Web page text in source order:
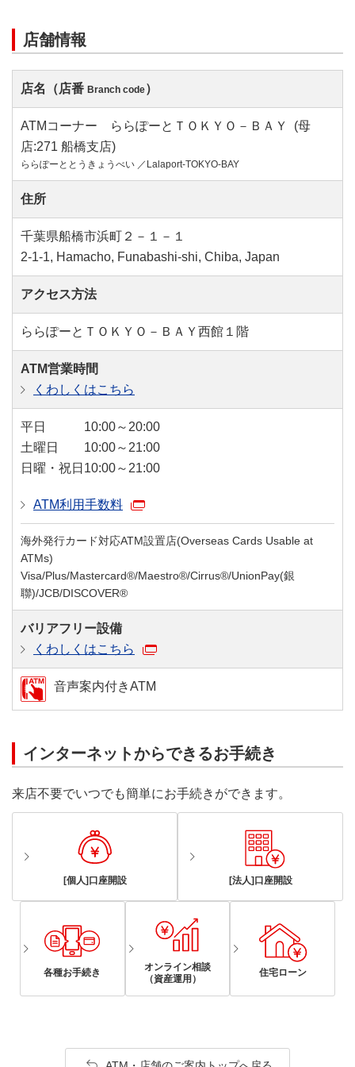
店舗情報
店名（店番 Branch code）
ATMコーナー ららぽーとＴＯＫＹＯ－ＢＡＹ (母
店:271 船橋支店)
ららぽーととうきょうべい ／Lalaport-TOKYO-BAY
住所
千葉県船橋市浜町２－１－１
2-1-1, Hamacho, Funabashi-shi, Chiba, Japan
アクセス方法
ららぽーとＴＯＫＹＯ－ＢＡＹ西館１階
ATM営業時間
くわしくはこちら
平日
10:00～20:00
土曜日
10:00～21:00
日曜・祝日 10:00～21:00
ATM利用手数料
海外発行カード対応ATM設置店(Overseas Cards Usable at
ATMs)
Visa/Plus/Mastercard®/Maestro®/Cirrus®/UnionPay(銀
聯)/JCB/DISCOVER®
バリアフリー設備
くわしくはこちら
音声案内付きATM
インターネットからできるお手続き
来店不要でいつでも簡単にお手続きができます。
[個人]口座開設 [法人]口座開設
各種お手続き
オンライン相談
（資産運用）
住宅ローン